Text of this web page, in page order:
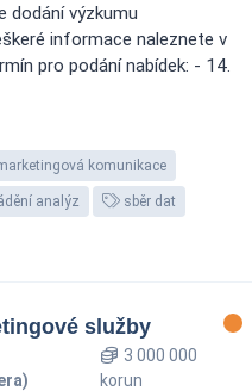
dodání výzkumu
informace naleznete v
pro podání nabídek: - 14.
komunikace
analýz sběr dat
služby
3 000 000
korun